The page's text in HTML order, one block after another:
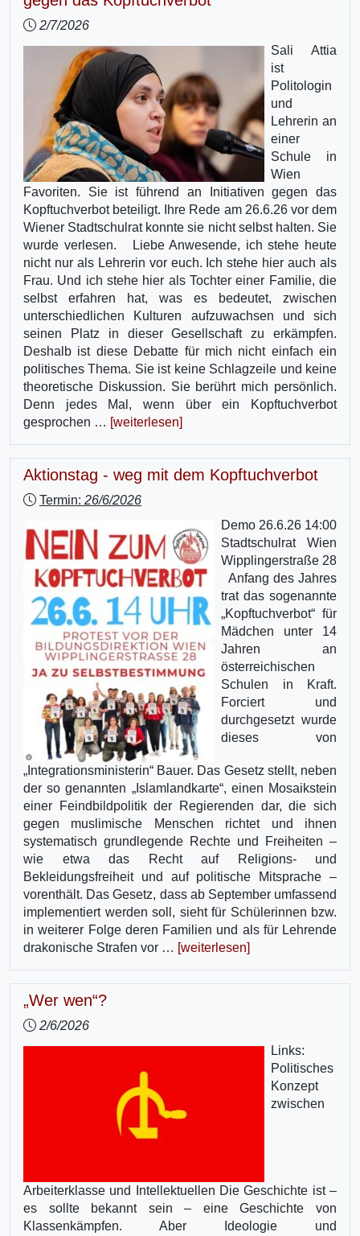
2/7/2026
Sali Attia
ist
Politologin
und
Lehrerin an
einer
Schule in
Wien
Favoriten. Sie ist führend an Initiativen gegen das
Kopftuchverbot beteiligt. Ihre Rede am 26.6.26 vor dem
Wiener Stadtschulrat konnte sie nicht selbst halten. Sie
wurde verlesen. Liebe Anwesende, ich stehe heute
nicht nur als Lehrerin vor euch. Ich stehe hier auch als
Frau. Und ich stehe hier als Tochter einer Familie, die
selbst erfahren hat, was es bedeutet, zwischen
unterschiedlichen Kulturen aufzuwachsen und sich
seinen Platz in dieser Gesellschaft zu erkämpfen.
Deshalb ist diese Debatte für mich nicht einfach ein
politisches Thema. Sie ist keine Schlagzeile und keine
theoretische Diskussion. Sie berührt mich persönlich.
Denn jedes Mal, wenn über ein Kopftuchverbot
gesprochen … [weiterlesen]
Aktionstag - weg mit dem Kopftuchverbot
Termin: 26/6/2026
Demo 26.6.26 14:00
Stadtschulrat Wien
Wipplingerstraße 28
Anfang des Jahres
trat das sogenannte
„Kopftuchverbot“ für
Mädchen unter 14
Jahren an
österreichischen
Schulen in Kraft.
Forciert und
durchgesetzt wurde
dieses von
„Integrationsministerin“ Bauer. Das Gesetz stellt, neben
der so genannten „Islamlandkarte“, einen Mosaikstein
einer Feindbildpolitik der Regierenden dar, die sich
gegen muslimische Menschen richtet und ihnen
systematisch grundlegende Rechte und Freiheiten –
wie etwa das Recht auf Religions- und
Bekleidungsfreiheit und auf politische Mitsprache –
vorenthält. Das Gesetz, dass ab September umfassend
implementiert werden soll, sieht für Schülerinnen bzw.
in weiterer Folge deren Familien und als für Lehrende
drakonische Strafen vor … [weiterlesen]
„Wer wen“?
2/6/2026
Links:
Politisches
Konzept
zwischen
Arbeiterklasse und Intellektuellen Die Geschichte ist –
es sollte bekannt sein – eine Geschichte von
Klassenkämpfen. Aber Ideologie und